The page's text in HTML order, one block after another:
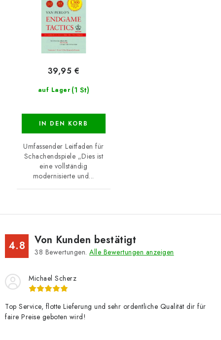
auf Lager (1 St)
39,95 €
IN DEN KORB
Umfassender Leitfaden für
Schachendspiele „Dies ist
eine vollständig
modernisierte und...
4.8 Von Kunden bestätigt
38 Bewertungen. Alle Bewertungen anzeigen
Michael Scherz
Top Service, flotte Lieferung und sehr ordentliche Qualität dir für
faire Preise geboten wird!